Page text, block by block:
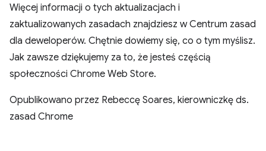
Więcej informacji o tych aktualizacjach i
zaktualizowanych zasadach znajdziesz w Centrum zasad
dla deweloperów. Chętnie dowiemy się, co o tym myślisz.
Jak zawsze dziękujemy za to, że jesteś częścią
społeczności Chrome Web Store.
Opublikowano przez Rebeccę Soares, kierowniczkę ds.
zasad Chrome